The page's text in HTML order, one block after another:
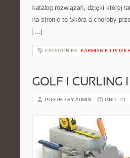
katalog rozwiązań, dzięki której
na stronie to Skóra a choroby
[…]
CATEGORIES: KARMIENIE I
GOLF I CURLING
POSTED BY ADMIN GRU - 21